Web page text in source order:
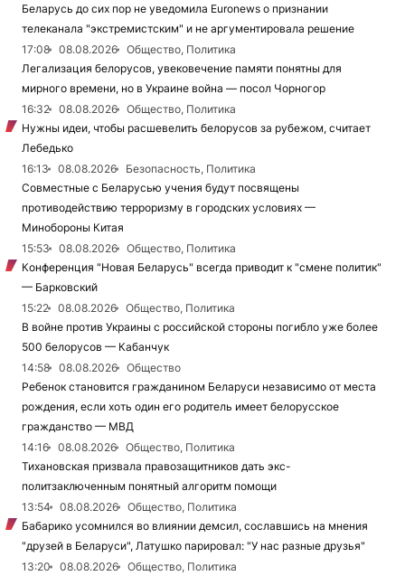
Беларусь до сих пор не уведомила Euronews о признании
телеканала "экстремистским" и не аргументировала решение
17:08
08.08.2026
Общество, Политика
Легализация белорусов, увековечение памяти понятны для
мирного времени, но в Украине война — посол Чорногор
16:32
08.08.2026
Общество, Политика
Нужны идеи, чтобы расшевелить белорусов за рубежом, считает
Лебедько
16:13
08.08.2026
Безопасность, Политика
Совместные с Беларусью учения будут посвящены
противодействию терроризму в городских условиях —
Минобороны Китая
15:53
08.08.2026
Общество, Политика
Конференция "Новая Беларусь" всегда приводит к "смене политик"
— Барковский
15:22
08.08.2026
Общество, Политика
В войне против Украины с российской стороны погибло уже более
500 белорусов — Кабанчук
14:58
08.08.2026
Общество
Ребенок становится гражданином Беларуси независимо от места
рождения, если хоть один его родитель имеет белорусское
гражданство — МВД
14:16
08.08.2026
Общество, Политика
Тихановская призвала правозащитников дать экс-
политзаключенным понятный алгоритм помощи
13:54
08.08.2026
Общество, Политика
Бабарико усомнился во влиянии демсил, сославшись на мнения
"друзей в Беларуси", Латушко парировал: "У нас разные друзья"
13:20
08.08.2026
Общество, Политика